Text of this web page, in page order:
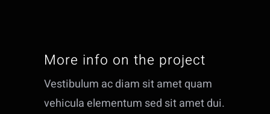
More info on the project
Vestibulum ac diam sit amet quam
vehicula elementum sed sit amet dui.